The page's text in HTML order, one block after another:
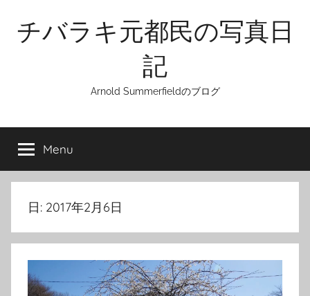
content
チバラキ元都民の写真日
記
Arnold Summerfieldのブログ
Menu
日: 2017年2月6日